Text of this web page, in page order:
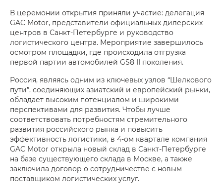
В церемонии открытия приняли участие: делегация
GAC Motor, представители официальных дилерских
центров в Санкт-Петербурге и руководство
логистического центра. Мероприятие завершилось
осмотром площадки, где происходила отгрузка
первой партии автомобилей GS8 II поколения.
Россия, являясь одним из ключевых узлов “Шелкового
пути”, соединяющих азиатский и европейский рынки,
обладает высоким потенциалом и широкими
перспективами для развития. Чтобы лучше
соответствовать потребностям стремительного
развития российского рынка и повысить
эффективность логистики, в 4-ом квартале компания
GAC Motor открыла новый склад в Санкт-Петербурге
на базе существующего склада в Москве, а также
заключила договор о сотрудничестве с новым
поставщиком логистических услуг.